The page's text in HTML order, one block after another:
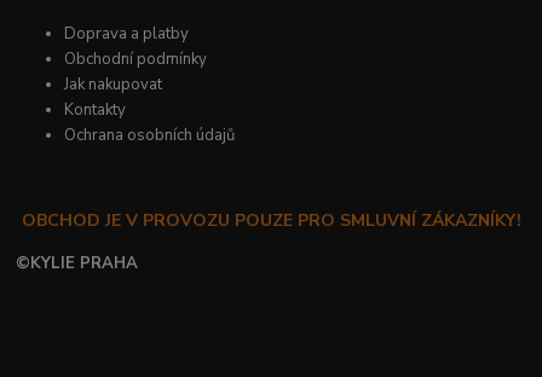
Doprava a platby
Obchodní podmínky
Jak nakupovat
Kontakty
Ochrana osobních údajů
OBCHOD JE V PROVOZU POUZE PRO SMLUVNÍ ZÁKAZNÍKY!
©KYLIE PRAHA